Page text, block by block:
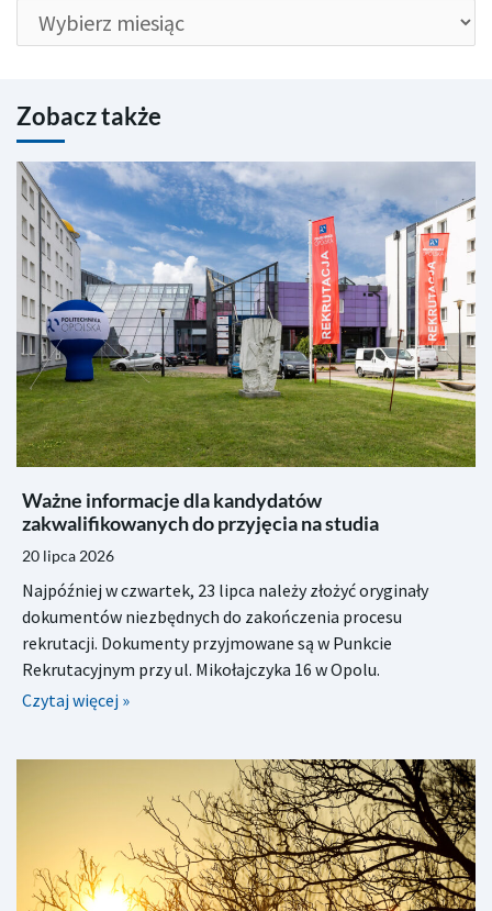
Zobacz także
Ważne informacje dla kandydatów
zakwalifikowanych do przyjęcia na studia
20 lipca 2026
Najpóźniej w czwartek, 23 lipca należy złożyć oryginały
dokumentów niezbędnych do zakończenia procesu
rekrutacji. Dokumenty przyjmowane są w Punkcie
Rekrutacyjnym przy ul. Mikołajczyka 16 w Opolu.
Czytaj więcej »